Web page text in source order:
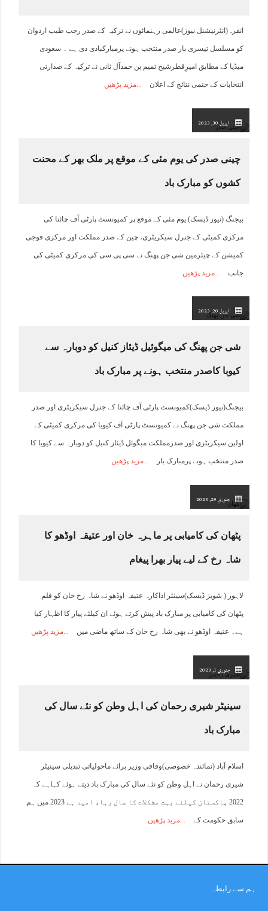
انقرہ(انٹرنیشنل نیوز)عالمی رہنمائوں نے ترکیہ کے صدر رجب طیب اردوان
کو مسلسل تیسری بار صدر منتخب ہونے پرمبارکبادی دی ہے ۔ سعودی
میڈیا کے مطابق امیرِقطرشیخ تمیم بن حمدآل ثانی نے ترکیہ کے صدارتی
انتخابات کے حتمی نتائج کے اعلان مزید پڑھیں
اپریل 30, 2023
چینی صدر کی یوم مئی کے موقع پر ملک بھر کے محنت
کشوں کو مبارک باد
بیجنگ (نیوز ڈیسک) یوم مئی کے موقع پر کمیونسٹ پارٹی آف چائنا کی
مرکزی کمیٹی کے جنرل سیکریٹری، چین کے صدر مملکت اور مرکزی فوجی
کمیشن کے چیئرمین شی جن پھنگ نے سی پی سی کی مرکزی کمیٹی کی
جانب مزید پڑھیں
اپریل 20, 2023
شی جن پھنگ کی میگوئیل ڈیئاز کنیل کو دوبارہ سے
کیوبا کاصدر منتخب ہونے پر مبارک باد
بیجنگ(نیوز ڈیسک)کمیونسٹ پارٹی آف چائنا کے جنرل سیکریٹری اور صدر
مملکت شی جن پھنگ نے کمیونسٹ پارٹی آف کیوبا کی مرکزی کمیٹی کے
اولین سیکریٹری اور صدرمملکت میگوئل ڈیئاز کنیل کو دوبارہ سے کیوبا کا
صدر منتخب ہونے پرمبارک بار مزید پڑھیں
جنوري 29, 2023
پٹھان کی کامیابی پر ماہرہ خان اور عتیقہ اوڈھو کا
شاہ رخ کے لیے پیار بھرا پیغام
لاہور ( شوبز ڈیسک)سینئر اداکارہ عتیقہ اوڈھو نے شاہ رخ خان کو فلم
پٹھان کی کامیابی پر مبارک باد پیش کرتے ہوئے ان کیلئے پیار کا اظہار کیا
ہے۔ عتیقہ اوڈھو نے بھی شاہ رخ خان کے ساتھ ماضی میں مزید پڑھیں
جنوري 1, 2023
سینیٹر شیری رحمان کی اہل وطن کو نئے سال کی
مبارک باد
اسلام آباد (نمائندہ خصوصی)وفاقی وزیر برائے ماحولیاتی تبدیلی سینیٹر
شیری رحمان نے اہل وطن کو نئے سال کی مبارک باد دیتے ہوئے کہاہے کہ
2022 پاکستان کیلئے بہت مشکلات کا سال رہا، امید ہے 2023 میں ہم
سابق حکومت کے مزید پڑھیں
ہم سے رابطہ